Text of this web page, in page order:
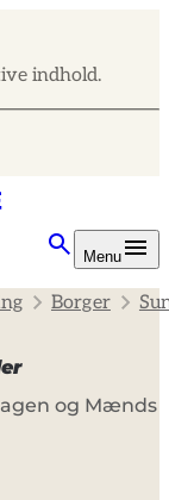
indhold.
Menu
Borger
og Mænds
11. december 2025